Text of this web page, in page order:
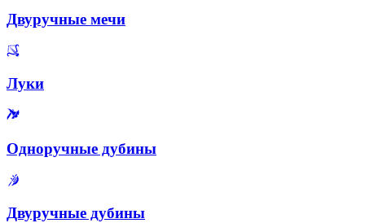
Двуручные мечи
Луки
Одноручные дубины
Двуручные дубины